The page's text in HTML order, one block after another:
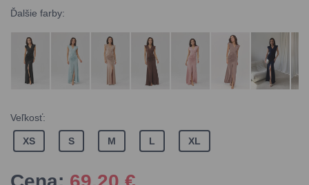
Ďalšie farby:
Veľkosť:
XS S M L XL